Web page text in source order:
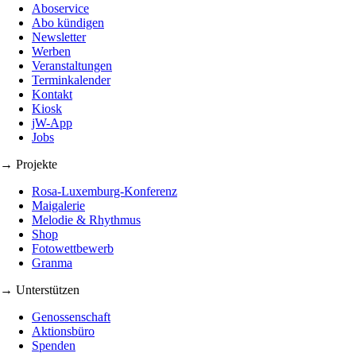
Aboservice
Abo kündigen
Newsletter
Werben
Veranstaltungen
Terminkalender
Kontakt
Kiosk
jW-App
Jobs
→ Projekte
Rosa-Luxemburg-Konferenz
Maigalerie
Melodie & Rhythmus
Shop
Fotowettbewerb
Granma
→ Unterstützen
Genossenschaft
Aktionsbüro
Spenden